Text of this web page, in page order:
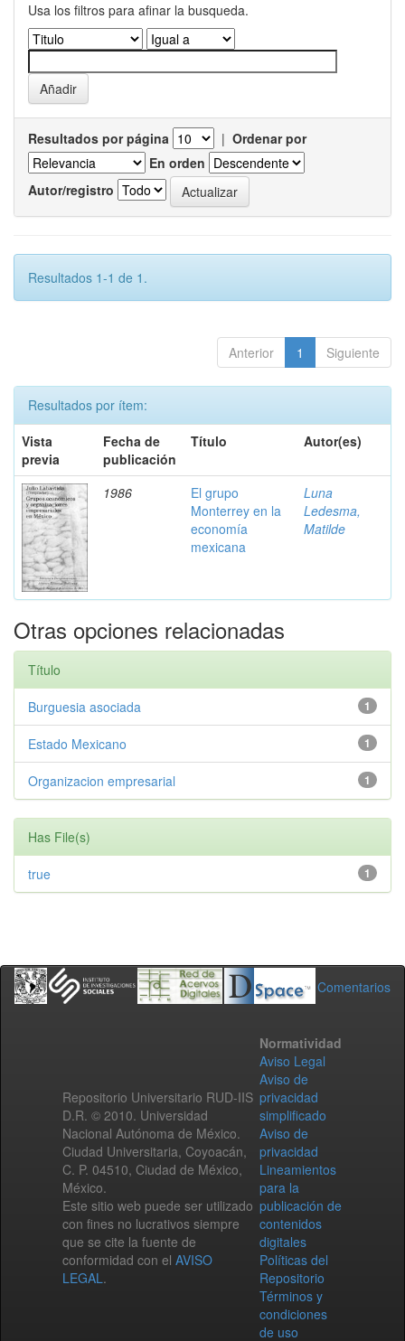
Usa los filtros para afinar la busqueda.
Resultados por página | Ordenar por
En orden
Autor/registro
Resultados 1-1 de 1.
Anterior 1 Siguiente
Resultados por ítem:
Vista
previa
Fecha de
publicación
Título Autor(es)
1986
El grupo
Monterrey en la
economía
mexicana
Luna
Ledesma,
Matilde
Otras opciones relacionadas
Título
1
Burguesia asociada
1
Estado Mexicano
1
Organizacion empresarial
Has File(s)
1
true
Comentarios
Repositorio Universitario RUD-IIS
D.R. © 2010. Universidad
Nacional Autónoma de México.
Ciudad Universitaria, Coyoacán,
C. P. 04510, Ciudad de México,
México.
Este sitio web puede ser utilizado
con fines no lucrativos siempre
que se cite la fuente de
conformidad con el AVISO
LEGAL.
Normatividad
Aviso Legal
Aviso de
privacidad
simplificado
Aviso de
privacidad
Lineamientos
para la
publicación de
contenidos
digitales
Políticas del
Repositorio
Términos y
condiciones
de uso